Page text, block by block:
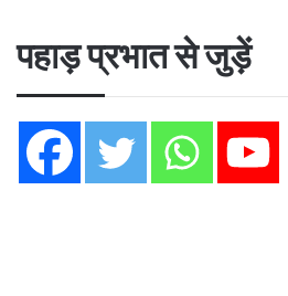
पहाड़ प्रभात से जुड़ें